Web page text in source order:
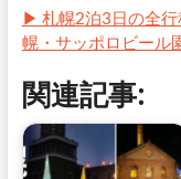
▶ 札幌2泊3日の全行
幌・サッポロビール
関連記事: